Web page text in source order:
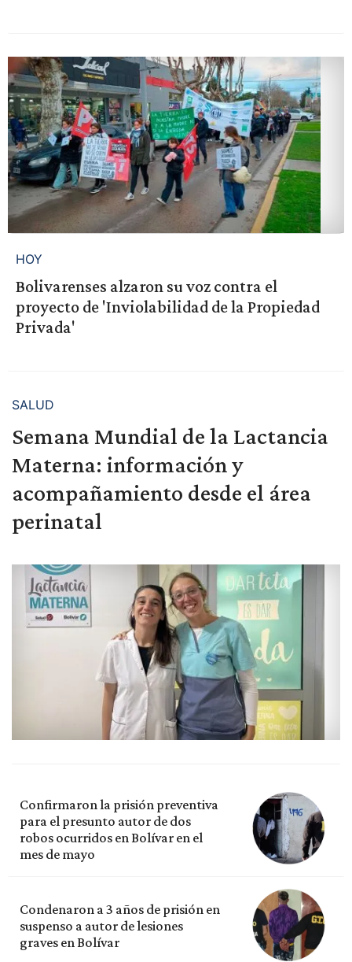
HOY
Bolivarenses alzaron su voz contra el
proyecto de 'Inviolabilidad de la Propiedad
Privada'
SALUD
Semana Mundial de la Lactancia
Materna: información y
acompañamiento desde el área
perinatal
Confirmaron la prisión preventiva
para el presunto autor de dos
robos ocurridos en Bolívar en el
mes de mayo
Condenaron a 3 años de prisión en
suspenso a autor de lesiones
graves en Bolívar